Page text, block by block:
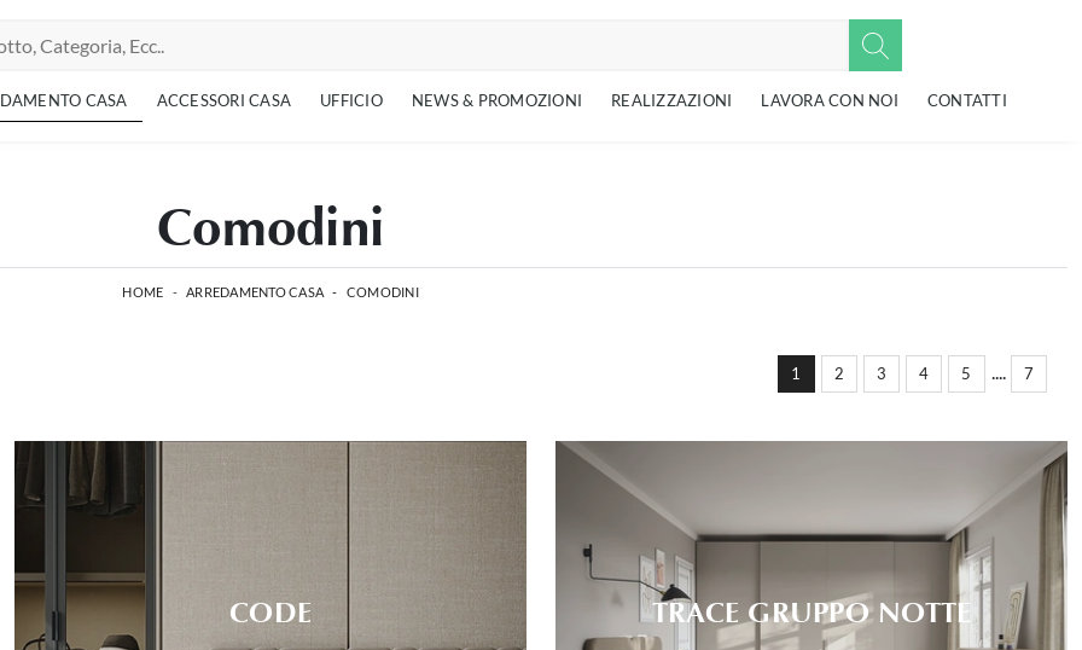
CASA ACCESSORI CASA UFFICIO NEWS & PROMOZIONI REALIZZAZIONI LAVORA CON NOI CONTATTI
Comodini
HOME - ARREDAMENTO CASA - COMODINI
1 2 3 4 5 .... 7
CODE TRACE GRUPPO NOTTE